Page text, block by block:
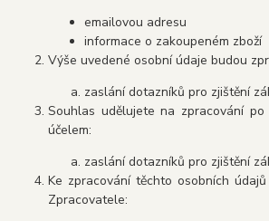
emailovou adresu
informace o zakoupeném zboží
Výše uvedené osobní údaje budou
zaslání dotazníků pro zjištění
Souhlas udělujete na zpracování
účelem:
zaslání dotazníků pro zjištění
Ke zpracování těchto osobních
Zpracovatele: